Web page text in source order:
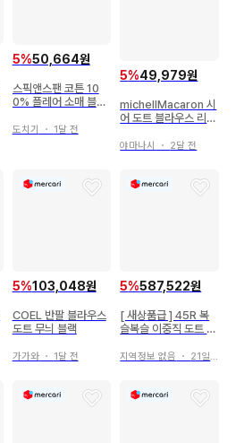
5%50,664원
스픽앤스팬 코튼 10
0% 플레어 소매 블라
도치기 ・ 1달 전
5%49,979원
michellMacaron 시
어 도트 블라우스 리본
야마나시 ・ 2달 전
5%103,048원
COEL 반팔 블라우스
도트 무늬 블랙
가가와・ 1달 전
5%587,522원
[ 새상품급 ] 45R 복
슬복슬 이중직 도트 프
고 )
지역정보 없음 ・ 21일 전